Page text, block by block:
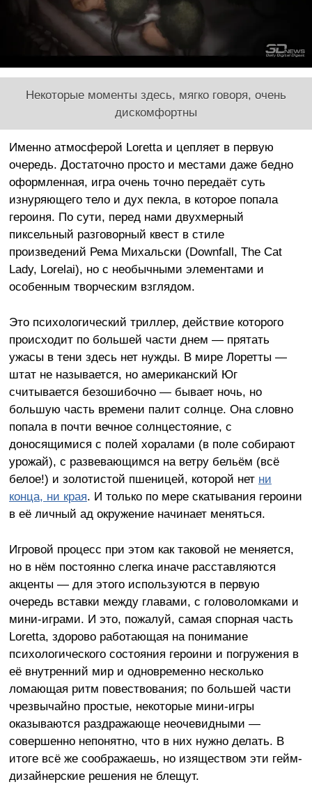
Некоторые моменты здесь, мягко говоря, очень
дискомфортны
Именно атмосферой Loretta и цепляет в первую
очередь. Достаточно просто и местами даже бедно
оформленная, игра очень точно передаёт суть
изнуряющего тело и дух пекла, в которое попала
героиня. По сути, перед нами двухмерный
пиксельный разговорный квест в стиле
произведений Рема Михальски (Downfall, The Cat
Lady, Lorelai), но с необычными элементами и
особенным творческим взглядом.
Это психологический триллер, действие которого
происходит по большей части днем — прятать
ужасы в тени здесь нет нужды. В мире Лоретты —
штат не называется, но американский Юг
считывается безошибочно — бывает ночь, но
большую часть времени палит солнце. Она словно
попала в почти вечное солнцестояние, с
доносящимися с полей хоралами (в поле собирают
урожай), с развевающимся на ветру бельём (всё
белое!) и золотистой пшеницей, которой нет ни
конца, ни края. И только по мере скатывания героини
в её личный ад окружение начинает меняться.
Игровой процесс при этом как таковой не меняется,
но в нём постоянно слегка иначе расставляются
акценты — для этого используются в первую
очередь вставки между главами, с головоломками и
мини-играми. И это, пожалуй, самая спорная часть
Loretta, здорово работающая на понимание
психологического состояния героини и погружения в
её внутренний мир и одновременно несколько
ломающая ритм повествования; по большей части
чрезвычайно простые, некоторые мини-игры
оказываются раздражающе неочевидными —
совершенно непонятно, что в них нужно делать. В
итоге всё же соображаешь, но изяществом эти гейм-
дизайнерские решения не блещут.